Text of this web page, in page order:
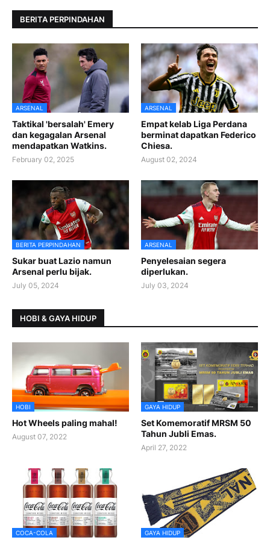
BERITA PERPINDAHAN
ARSENAL
Taktikal 'bersalah' Emery
dan kegagalan Arsenal
mendapatkan Watkins.
February 02, 2025
ARSENAL
Empat kelab Liga Perdana
berminat dapatkan Federico
Chiesa.
August 02, 2024
BERITA PERPINDAHAN
Sukar buat Lazio namun
Arsenal perlu bijak.
July 05, 2024
ARSENAL
Penyelesaian segera
diperlukan.
July 03, 2024
HOBI & GAYA HIDUP
HOBI
Hot Wheels paling mahal!
August 07, 2022
GAYA HIDUP
Set Komemoratif MRSM 50
Tahun Jubli Emas.
April 27, 2022
COCA-COLA GAYA HIDUP